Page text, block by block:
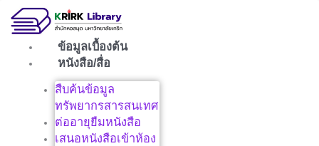
ข้อมูลเบื้องต้น
หนังสือ/สื่อ
สืบค้นข้อมูล
ทรัพยากรสารสนเทศ
ต่ออายุยืมหนังสือ
เสนอหนังสือเข้าห้อง